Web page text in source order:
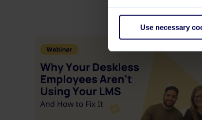
Use necessary